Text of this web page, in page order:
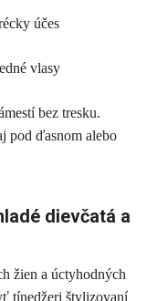
účes
vlasy
bez tresku.
pod ďasnom alebo
dievčatá a
žien a úctyhodných
tínedžeri štylizovaní